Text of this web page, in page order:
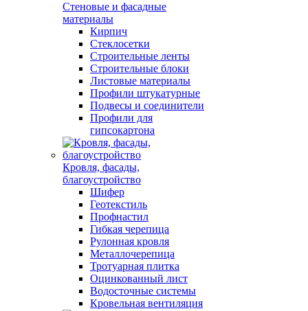
Стеновые и фасадные
материалы
Кирпич
Стеклосетки
Строительные ленты
Строительные блоки
Листовые материалы
Профили штукатурные
Подвесы и соединители
Профили для
гипсокартона
Кровля, фасады,
благоустройство
Шифер
Геотекстиль
Профнастил
Гибкая черепица
Рулонная кровля
Металлочерепица
Тротуарная плитка
Оцинкованный лист
Водосточные системы
Кровельная вентиляция